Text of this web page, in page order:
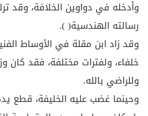
وأدخله في دواوين الخلافة، وقد
رسالته الهندسية( ).
وقد زاد ابن مقلة في الأوساط
خلفاء، ولفترات مختلفة، فقد كان
وللراضي بالله.
وحينما غضب عليه الخليفة، قطع